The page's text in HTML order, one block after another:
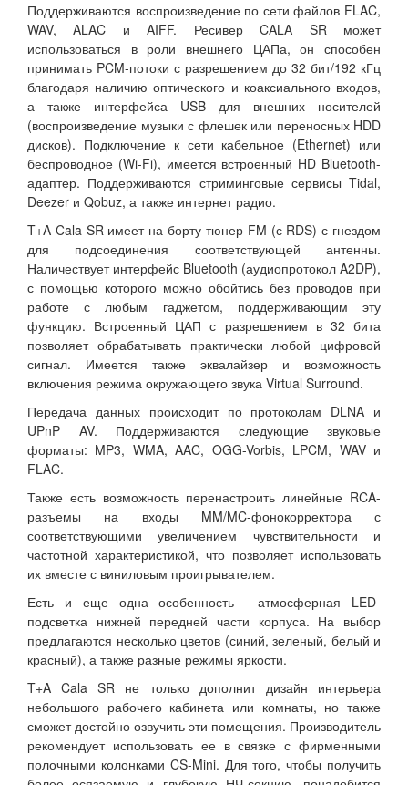
Поддерживаются воспроизведение по сети файлов FLAC,
WAV, ALAC и AIFF. Ресивер CALA SR может
использоваться в роли внешнего ЦАПа, он способен
принимать PCM-потоки с разрешением до 32 бит/192 кГц
благодаря наличию оптического и коаксиального входов,
а также интерфейса USB для внешних носителей
(воспроизведение музыки с флешек или переносных HDD
дисков). Подключение к сети кабельное (Ethernet) или
беспроводное (Wi-Fi), имеется встроенный HD Bluetooth-
адаптер. Поддерживаются стриминговые сервисы Tidal,
Deezer и Qobuz, а также интернет радио.
T+A Cala SR имеет на борту тюнер FM (с RDS) с гнездом
для подсоединения соответствующей антенны.
Наличествует интерфейс Bluetooth (аудиопротокол A2DP),
с помощью которого можно обойтись без проводов при
работе с любым гаджетом, поддерживающим эту
функцию. Встроенный ЦАП с разрешением в 32 бита
позволяет обрабатывать практически любой цифровой
сигнал. Имеется также эквалайзер и возможность
включения режима окружающего звука Virtual Surround.
Передача данных происходит по протоколам DLNA и
UPnP AV. Поддерживаются следующие звуковые
форматы: MP3, WMA, AAC, OGG-Vorbis, LPCM, WAV и
FLAC.
Также есть возможность перенастроить линейные RCA-
разъемы на входы MM/MC-фонокорректора с
соответствующими увеличением чувствительности и
частотной характеристикой, что позволяет использовать
их вместе с виниловым проигрывателем.
Есть и еще одна особенность —атмосферная LED-
подсветка нижней передней части корпуса. На выбор
предлагаются несколько цветов (синий, зеленый, белый и
красный), а также разные режимы яркости.
T+A Cala SR не только дополнит дизайн интерьера
небольшого рабочего кабинета или комнаты, но также
сможет достойно озвучить эти помещения. Производитель
рекомендует использовать ее в связке с фирменными
полочными колонками CS-Mini. Для того, чтобы получить